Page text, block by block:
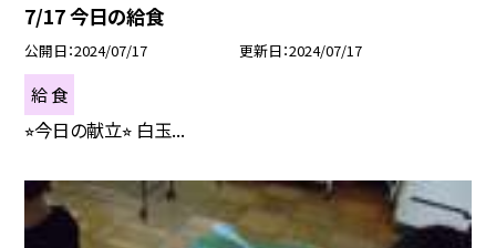
7/17 今日の給食
公開日 2024/07/17 更新日 2024/07/17
給 食
⭐︎今日の献立⭐︎ 白玉...